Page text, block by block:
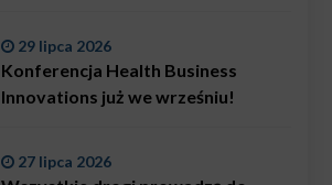
29 lipca 2026
Konferencja Health Business
Innovations już we wrześniu!
27 lipca 2026